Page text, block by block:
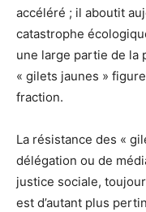
accéléré ; il aboutit
catastrophe
une large partie de la
« gilets jaunes »
fraction.
La résistance des «
délégation ou de
justice sociale,
est d’autant plus